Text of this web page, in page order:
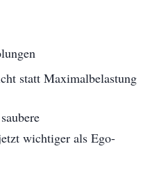
statt Maximalbelastung
wichtiger als Ego-